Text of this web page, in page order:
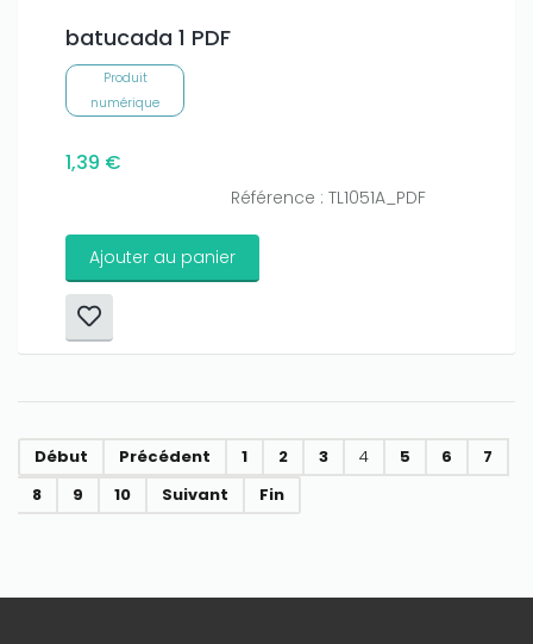
batucada 1 PDF
Produit
numérique
1,39 €
Référence : TL1051A_PDF
Ajouter au panier
Début Précédent 1 2 3 4 5 6
7
8
9 10 Suivant Fin